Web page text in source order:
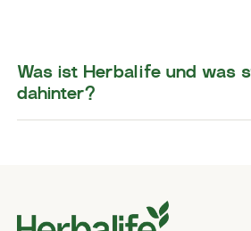
​​Was ist Herbalife und was
dahinter?​